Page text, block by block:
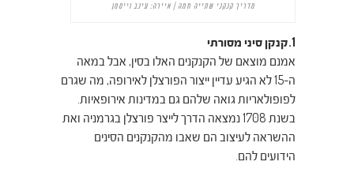
מדריך קנקני שתייה חמה | איירה: עינב וייסמן
1.קנקן סיני מסורתי
אמנם מוצאם של הקנקנים האלו בסין, אבל במאה
ה-15 לא הגיע עדיין ייצור הפורצלן לאירופה, מה שגרם
לפופולאריות גואה שלהם גם במדינות אירופאיות.
בשנת 1708 נמצאה הדרך לייצר פורצלן בגרמניה ואת
ההשראה לעיצוב הם שאבו מהקנקנים הסינים
הידועים להם.